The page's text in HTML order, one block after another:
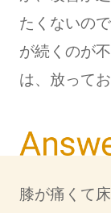
たくないの
が続くのが
は、放って
膝が痛くて